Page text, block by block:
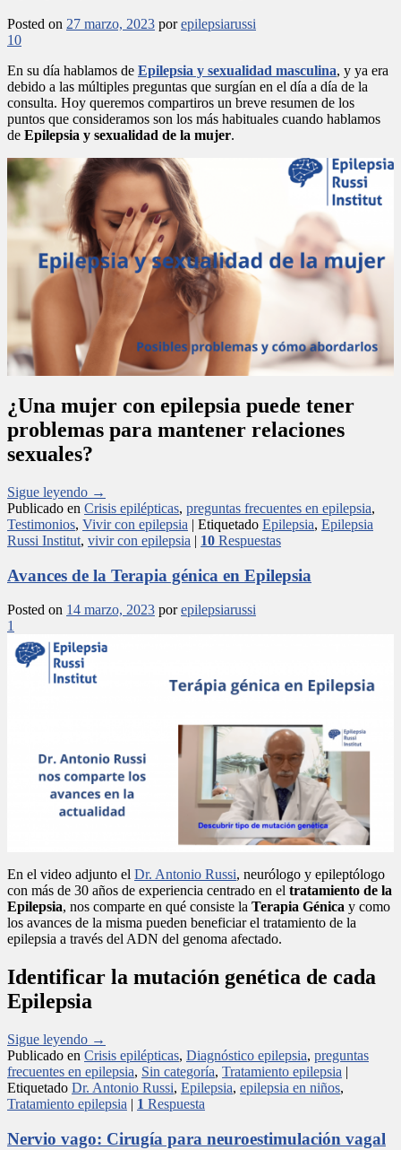
Posted on 27 marzo, 2023 porepilepsiarussi
10
En su día hablamos de Epilepsia y sexualidad masculina, y ya era
debido a las múltiples preguntas que surgían en el día a día de la
consulta. Hoy queremos compartiros un breve resumen de los
puntos que consideramos son los más habituales cuando hablamos
de Epilepsia y sexualidad de la mujer.
¿Una mujer con epilepsia puede tener
problemas para mantener relaciones
sexuales?
Sigue leyendo →
Publicado en Crisis epilépticas, preguntas frecuentes en epilepsia,
Testimonios, Vivir con epilepsia | Etiquetado Epilepsia, Epilepsia
Russi Institut, vivir con epilepsia | 10 Respuestas
Avances de la Terapia génica en Epilepsia
Posted on 14 marzo, 2023 porepilepsiarussi
1
En el video adjunto el Dr. Antonio Russi, neurólogo y epileptólogo
con más de 30 años de experiencia centrado en el tratamiento de la
Epilepsia, nos comparte en qué consiste la Terapia Génica y como
los avances de la misma pueden beneficiar el tratamiento de la
epilepsia a través del ADN del genoma afectado.
Identificar la mutación genética de cada
Epilepsia
Sigue leyendo →
Publicado en Crisis epilépticas, Diagnóstico epilepsia, preguntas
frecuentes en epilepsia, Sin categoría, Tratamiento epilepsia |
Etiquetado Dr. Antonio Russi, Epilepsia, epilepsia en niños,
Tratamiento epilepsia | 1 Respuesta
Nervio vago: Cirugía para neuroestimulación vagal